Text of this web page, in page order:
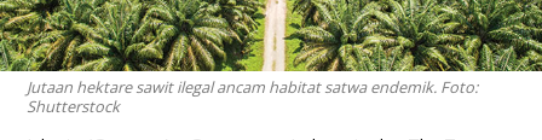
Jutaan hektare sawit ilegal ancam habitat satwa endemik. Foto:
Shutterstock